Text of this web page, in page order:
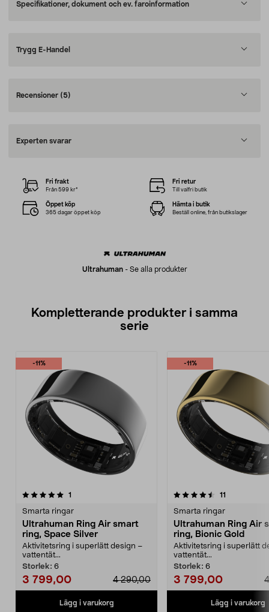
Specifikationer, dokument och ev. faroinformation
Trygg E-Handel
Recensioner (5)
Experten svarar
Ultrahuman- Se alla produkter
Fri frakt
Från 599 kr*
Fri retur
Till valfri butik
Öppet köp
365 dagar öppet köp
Hämta i butik
Beställ online, från butikslager
Kompletterande produkter i samma
serie
-11%
1
Smarta ringar
Ultrahuman Ring Air smart
ring, Space Silver
Aktivitetsring i superlätt design –
vattentät...
Storlek: 6
4 290,00
3 799,00
Lägg i varukorg
-11%
4.5av 5 stjärnor 11
Smarta ringar
Ultrahuman Ring Air
ring, Bionic Gold
Aktivitetsring i superlätt
vattentät...
Storlek: 6
3 799,00
Lägg i varukorg